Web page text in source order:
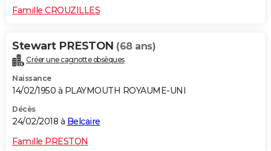
Famille CROUZILLES
Stewart PRESTON (68 ans)
Créer une cagnotte obsèques
Naissance
14/02/1950 à PLAYMOUTH ROYAUME-UNI
Décès
24/02/2018 à Belcaire
Famille PRESTON